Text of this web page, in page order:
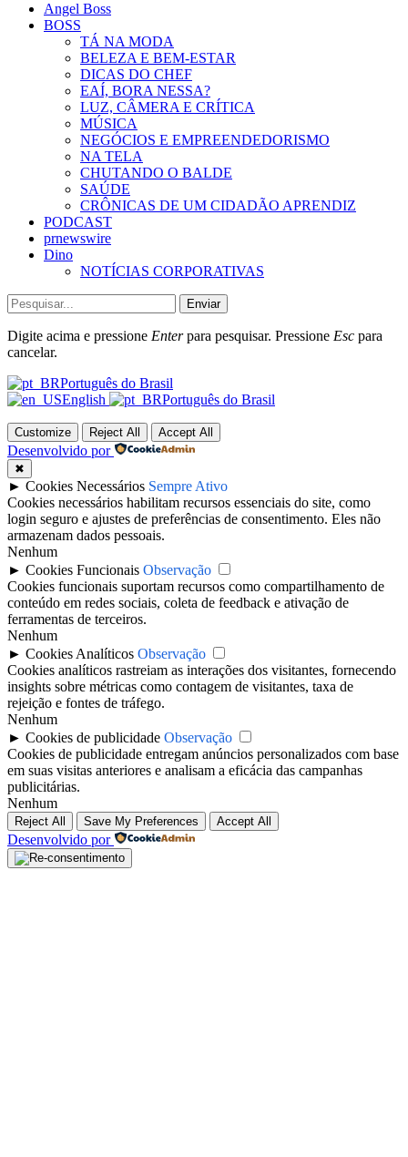
Angel Boss
BOSS
TÁ NA MODA
BELEZA E BEM-ESTAR
DICAS DO CHEF
EAÍ, BORA NESSA?
LUZ, CÂMERA E CRÍTICA
MÚSICA
NEGÓCIOS E EMPREENDEDORISMO
NA TELA
CHUTANDO O BALDE
SAÚDE
CRÔNICAS DE UM CIDADÃO APRENDIZ
PODCAST
prnewswire
Dino
NOTÍCIAS CORPORATIVAS
Enviar
Digite acima e pressione Enterpara pesquisar. Pressione Esc para
cancelar.
Português do Brasil
English
Português do Brasil
Customize Reject All Accept All
Desenvolvido por
✖
► Cookies Necessários Sempre Ativo
Cookies necessários habilitam recursos essenciais do site, como
login seguro e ajustes de preferências de consentimento. Eles não
armazenam dados pessoais.
Nenhum
► Cookies Funcionais Observação
Cookies funcionais suportam recursos como compartilhamento de
conteúdo em redes sociais, coleta de feedback e ativação de
ferramentas de terceiros.
Nenhum
► Cookies Analíticos Observação
Cookies analíticos rastreiam as interações dos visitantes, fornecendo
insights sobre métricas como contagem de visitantes, taxa de
rejeição e fontes de tráfego.
Nenhum
► Cookies de publicidade Observação
Cookies de publicidade entregam anúncios personalizados com base
em suas visitas anteriores e analisam a eficácia das campanhas
publicitárias.
Nenhum
Reject All Save My Preferences Accept All
Desenvolvido por